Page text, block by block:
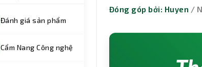
Đánh giá sản phẩm
Cẩm Nang Công nghệ
Đóng góp bởi: Huyen /